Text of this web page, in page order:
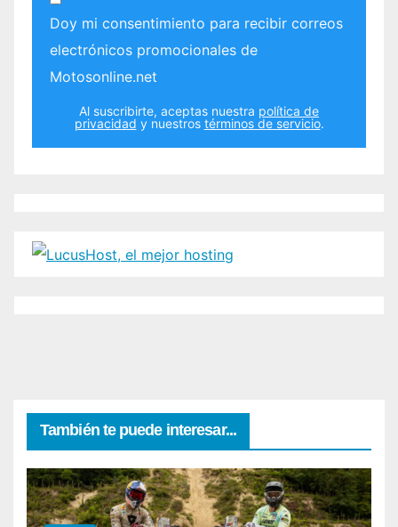
Doy mi consentimiento para recibir correos
electrónicos promocionales de
Motosonline.net
Al suscribirte, aceptas nuestra política de
privacidad y nuestros términos de servicio.
También te puede interesar...